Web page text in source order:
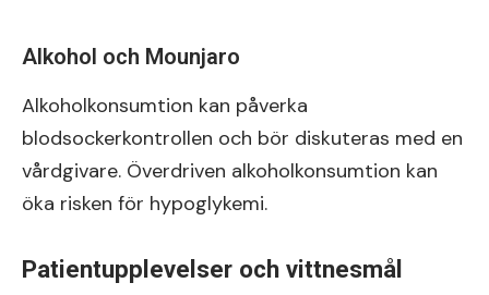
Alkohol och Mounjaro
Alkoholkonsumtion kan påverka
blodsockerkontrollen och bör diskuteras med en
vårdgivare. Överdriven alkoholkonsumtion kan
öka risken för hypoglykemi.
Patientupplevelser och vittnesmål